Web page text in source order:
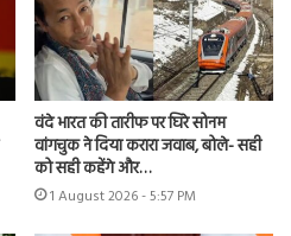
वंदे भारत की तारीफ पर घिरे सोनम
वांगचुक ने दिया करारा जवाब, बोले- सही
को सही कहेंगे और…
1 August 2026 - 5:57 PM